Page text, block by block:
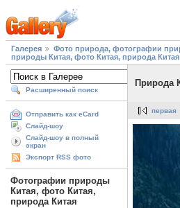
Галерея
Фото природа, фотографии
природы Китая, фото Китая, природа Китая
Расширенный поиск
Отправить как eCard
Слайд-шоу
Слайд-шоу в полный
экран
Экспорт RSS фото
Фотографии природы
Китая, фото Китая,
природа Китая
Природа
первая